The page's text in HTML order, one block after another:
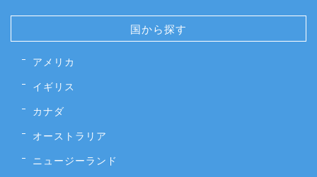
国から探す
アメリカ
イギリス
カナダ
オーストラリア
ニュージーランド